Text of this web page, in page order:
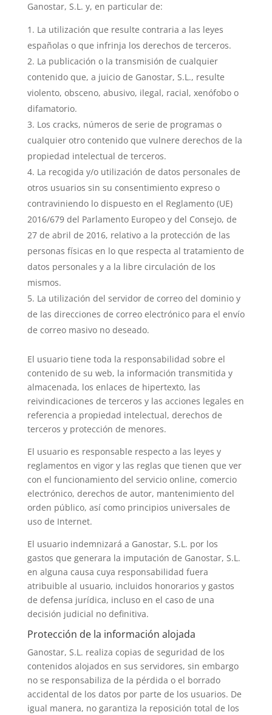
Ganostar, S.L. y, en particular de:
La utilización que resulte contraria a las leyes
españolas o que infrinja los derechos de terceros.
La publicación o la transmisión de cualquier
contenido que, a juicio de Ganostar, S.L., resulte
violento, obsceno, abusivo, ilegal, racial, xenófobo o
difamatorio.
Los cracks, números de serie de programas o
cualquier otro contenido que vulnere derechos de la
propiedad intelectual de terceros.
La recogida y/o utilización de datos personales de
otros usuarios sin su consentimiento expreso o
contraviniendo lo dispuesto en el Reglamento (UE)
2016/679 del Parlamento Europeo y del Consejo, de
27 de abril de 2016, relativo a la protección de las
personas físicas en lo que respecta al tratamiento de
datos personales y a la libre circulación de los
mismos.
La utilización del servidor de correo del dominio y
de las direcciones de correo electrónico para el envío
de correo masivo no deseado.
El usuario tiene toda la responsabilidad sobre el
contenido de su web, la información transmitida y
almacenada, los enlaces de hipertexto, las
reivindicaciones de terceros y las acciones legales en
referencia a propiedad intelectual, derechos de
terceros y protección de menores.
El usuario es responsable respecto a las leyes y
reglamentos en vigor y las reglas que tienen que ver
con el funcionamiento del servicio online, comercio
electrónico, derechos de autor, mantenimiento del
orden público, así como principios universales de
uso de Internet.
El usuario indemnizará a Ganostar, S.L. por los
gastos que generara la imputación de Ganostar, S.L.
en alguna causa cuya responsabilidad fuera
atribuible al usuario, incluidos honorarios y gastos
de defensa jurídica, incluso en el caso de una
decisión judicial no definitiva.
Protección de la información alojada
Ganostar, S.L. realiza copias de seguridad de los
contenidos alojados en sus servidores, sin embargo
no se responsabiliza de la pérdida o el borrado
accidental de los datos por parte de los usuarios. De
igual manera, no garantiza la reposición total de los